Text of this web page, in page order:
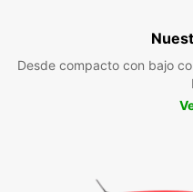
Desde compacto con bajo